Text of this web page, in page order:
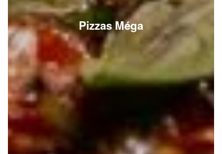
Pizzas Méga